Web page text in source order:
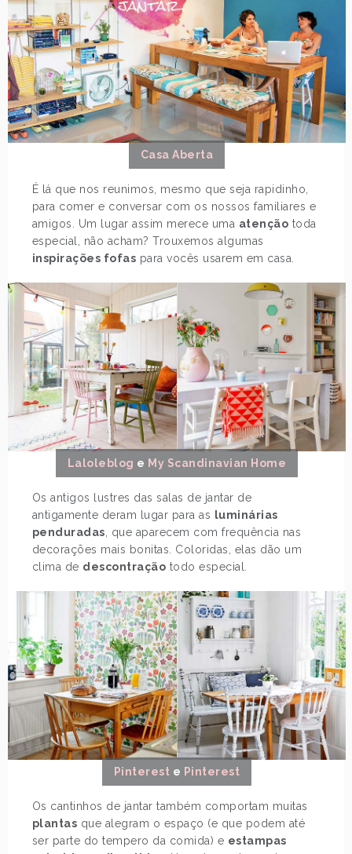
Casa Aberta
É lá que nos reunimos, mesmo que seja rapidinho,
para comer e conversar com os nossos familiares e
amigos. Um lugar assim merece uma atenção toda
especial, não acham? Trouxemos algumas
inspirações fofas para vocês usarem em casa.
Laloleblog e My Scandinavian Home
Os antigos lustres das salas de jantar de
antigamente deram lugar para as luminárias
penduradas , que aparecem com frequência nas
decorações mais bonitas. Coloridas, elas dão um
clima de descontração todo especial.
Pinterest e Pinterest
Os cantinhos de jantar também comportam muitas
plantas que alegram o espaço (e que podem até
ser parte do tempero da comida) e estampas